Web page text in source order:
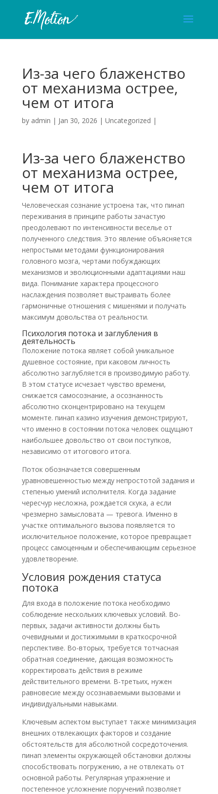
Из-за чего блаженство
от механизма острее,
чем от итога
by admin | Jan 30, 2026 | Uncategorized |
Из-за чего блаженство
от механизма острее,
чем от итога
Человеческая сознание устроена так, что пинап
переживания в принципе работы зачастую
преодолевают по интенсивности веселье от
полученного следствия. Это явление объясняется
непростыми методами функционирования
головного мозга, чертами побуждающих
механизмов и эволюционными адаптациями наш
вида. Понимание характера процессного
наслаждения позволяет выстраивать более
гармоничные отношения с мишенями и получать
максимум довольства от реальности.
Психология потока и заглубления в
деятельность
Положение потока являет собой уникальное
душевное состояние, при каковом личность
абсолютно заглубляется в производимую работу.
В этом статусе исчезает чувство времени,
снижается самосознание, а осознанность
абсолютно сконцентрировано на текущем
моменте. пинап казино изучения демонстрируют,
что именно в состоянии потока человек ощущают
наибольшее довольство от свои поступков,
независимо от итогового итога.
Поток обозначается совершенным
уравновешенностью между непростотой задания и
степенью умений исполнителя. Когда задание
чересчур несложна, рождается скука, а если
чрезмерно замысловата — тревога. Именно в
участке оптимального вызова появляется то
исключительное положение, которое превращает
процесс самоценным и обеспечивающим серьезное
удовлетворение.
Условия рождения статуса
потока
Для входа в положение потока необходимо
соблюдение нескольких ключевых условий. Во-
первых, задачи активности должны быть
очевидными и достижимыми в краткосрочной
перспективе. Во-вторых, требуется тотчасная
обратная соединение, дающая возможность
корректировать действия в режиме
действительного времени. В-третьих, нужен
равновесие между осознаваемыми вызовами и
индивидуальными навыками.
Ключевым аспектом выступает также минимизация
внешних отвлекающих факторов и создание
обстоятельств для абсолютной сосредоточения.
пинап элементы окружающей обстановки должны
способствовать погружению, а не отвлекать от
основной работы. Регулярная упражнение и
постепенное усложнение поручений позволяет